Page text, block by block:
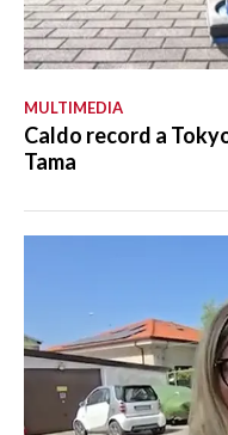
MULTIMEDIA
Caldo record a
Tama